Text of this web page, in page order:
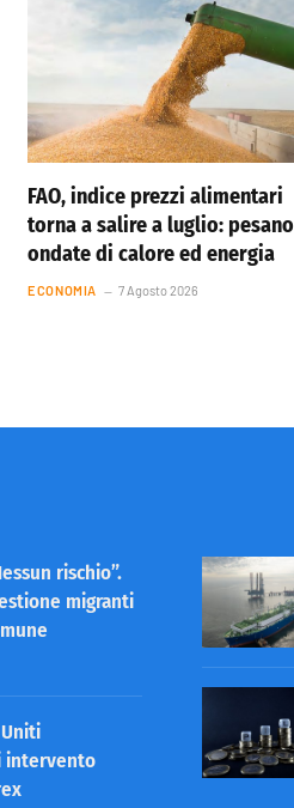
FAO, indice prezzi alimentari
torna a salire a luglio: pesano
ondate di calore ed energia
ECONOMIA 7 Agosto 2026
rischio”.
migranti
intervento